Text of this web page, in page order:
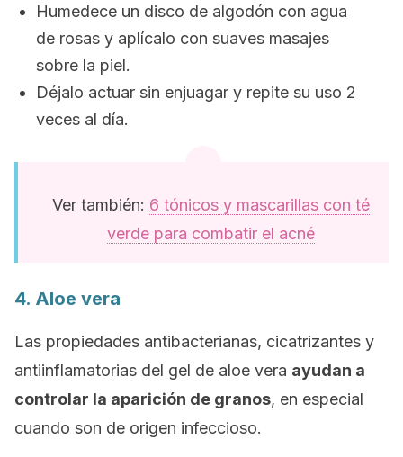
Humedece un disco de algodón con agua
de rosas y aplícalo con suaves masajes
sobre la piel.
Déjalo actuar sin enjuagar y repite su uso 2
veces al día.
Ver también: 6 tónicos y mascarillas con té
verde para combatir el acné
4. Aloe vera
Las propiedades antibacterianas, cicatrizantes y
antiinflamatorias del gel de aloe vera ayudan a
controlar la aparición de granos, en especial
cuando son de origen infeccioso.